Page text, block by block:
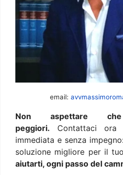
email:
Non aspettare
peggiori. Contattaci ora
immediata e senza
soluzione migliore per il
aiutarti, ogni passo del